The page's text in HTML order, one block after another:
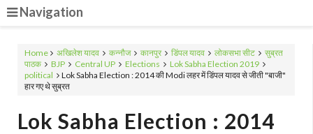
Navigation
Home अखिलेश यादव कन्नौज कानपुर डिंपल यादव लोकसभा सीट
सुब्रत
पाठक
BJP Central UP Elections
Lok Sabha Election 2019
political
Lok Sabha Election : 2014 की Modi लहर में डिंपल यादव से जीती "बाजी"
हार गए थे सुब्रत
Lok Sabha Election : 2014